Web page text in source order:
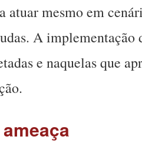
atuar mesmo em
A implementação
e naquelas que